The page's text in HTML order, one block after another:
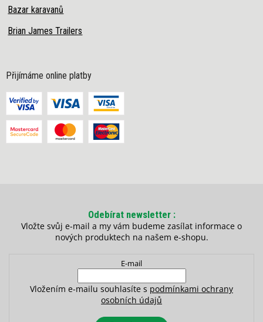
Bazar karavanů
Brian James Trailers
Přijímáme online platby
Odebírat newsletter
Vložte svůj e-mail a my vám budeme zasílat informace o
nových produktech na našem e-shopu.
E-mail
Vložením e-mailu souhlasíte s podmínkami ochrany
osobních údajů